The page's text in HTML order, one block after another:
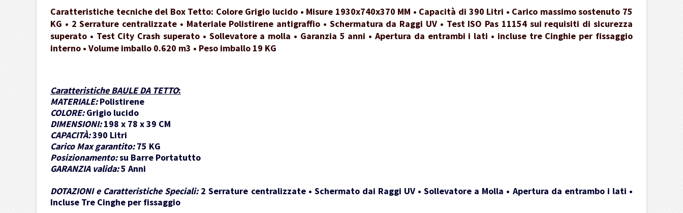
Caratteristiche tecniche del Box Tetto: Colore Grigio lucido • Misure 1930x740x370 MM • Capacità di 390 Litri • Carico massimo sostenuto 75
KG • 2 Serrature centralizzate • Materiale Polistirene antigraffio • Schermatura da Raggi UV • Test ISO Pas 11154 sui requisiti di sicurezza
superato • Test City Crash superato • Sollevatore a molla • Garanzia 5 anni • Apertura da entrambi i lati • incluse tre Cinghie per fissaggio
interno • Volume imballo 0.620 m3 • Peso imballo 19 KG
Caratteristiche BAULE DA TETTO:
MATERIALE: Polistirene
COLORE: Grigio lucido
DIMENSIONI: 198 x 78 x 39 CM
CAPACITÀ:390 Litri
Carico Max garantito: 75 KG
Posizionamento:su Barre Portatutto
GARANZIA valida:5 Anni
DOTAZIONI e Caratteristiche Speciali: 2 Serrature centralizzate • Schermato dai Raggi UV • Sollevatore a Molla • Apertura da entrambo i lati •
Incluse Tre Cinghe per fissaggio